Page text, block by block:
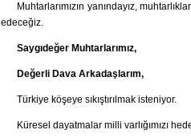
Muhtarlarımızın yanındayız,
edeceğiz.
Saygıdeğer Muhtarlarımız,
Değerli Dava Arkadaşlarım,
Türkiye köşeye sıkıştırılmak isteniyor.
Küresel dayatmalar milli varlığımızı